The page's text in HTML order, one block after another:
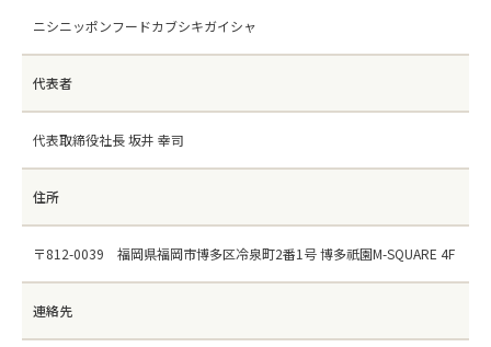
採用情報
ニシニッポンフードカブシキガイシャ
代表者
代表取締役社長 坂井 幸司
住所
〒812-0039 福岡県福岡市博多区冷泉町2番1号 博多祇園M-SQUARE 4F
連絡先